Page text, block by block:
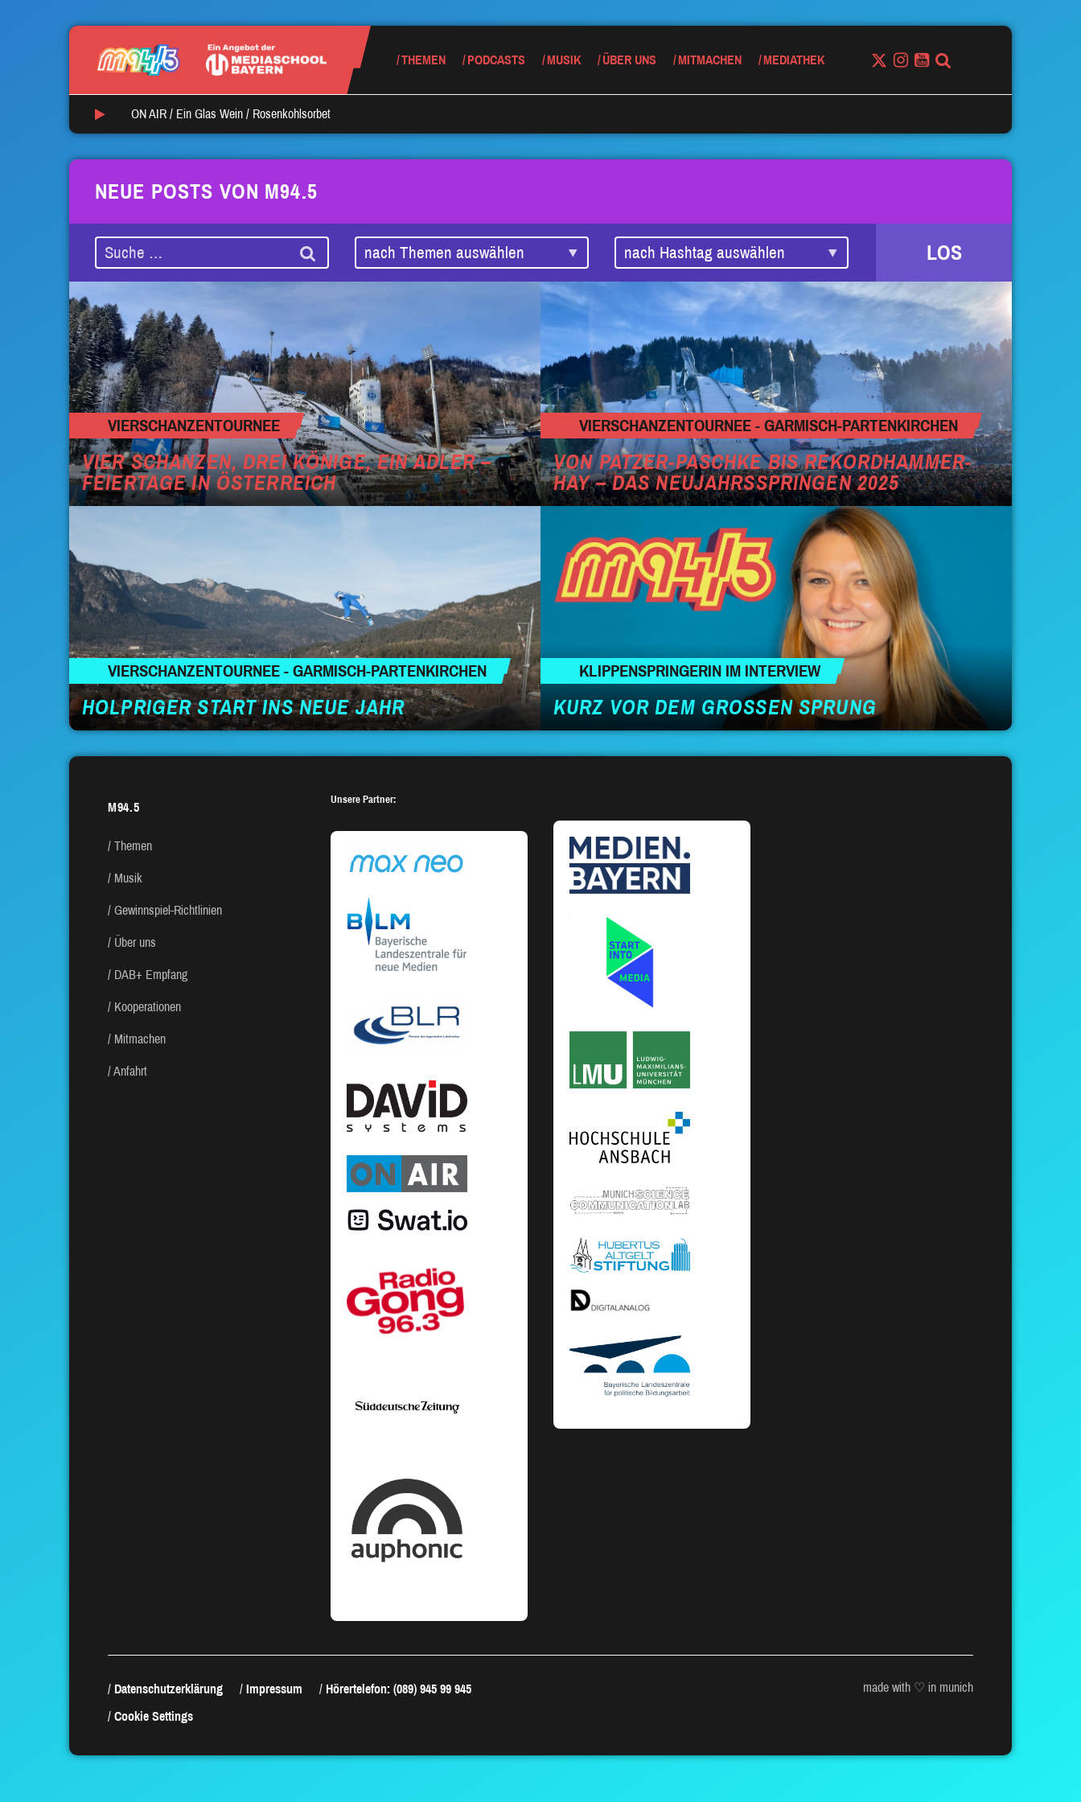
THEMEN PODCASTS MUSIK ÜBER UNS MITMACHEN MEDIATHEK
ON AIR / Ein Glas Wein / Rosenkohlsorbet
NEUE POSTS VON M94.5
LOS
VIERSCHANZENTOURNEE
VIER SCHANZEN, DREI KÖNIGE, EIN ADLER –
FEIERTAGE IN ÖSTERREICH
VIERSCHANZENTOURNEE - GARMISCH-PARTENKIRCHEN
VON PATZER-PASCHKE BIS REKORDHAMMER-
HAY – DAS NEUJAHRSSPRINGEN 2025
VIERSCHANZENTOURNEE - GARMISCH-PARTENKIRCHEN
HOLPRIGER START INS NEUE JAHR
KLIPPENSPRINGERIN IM INTERVIEW
KURZ VOR DEM GROSSEN SPRUNG
M94.5
Themen
Musik
Gewinnspiel-Richtlinien
Über uns
DAB+ Empfang
Kooperationen
Mitmachen
Anfahrt
Unsere Partner:
Datenschutzerklärung Impressum
Hörertelefon: (089) 945 99 945
Cookie Settings
made with ♡ in munich